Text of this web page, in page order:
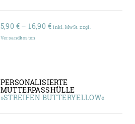
5,90 € –16,90 € inkl. MwSt. zzgl.
Versandkosten
PERSONALISIERTE
MUTTERPASSHÜLLE
»STREIFEN BUTTERYELLOW«